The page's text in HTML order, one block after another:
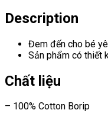
Description
Đem đến cho bé
Sản phẩm có thiết
Chất liệu
– 100% Cotton Borip